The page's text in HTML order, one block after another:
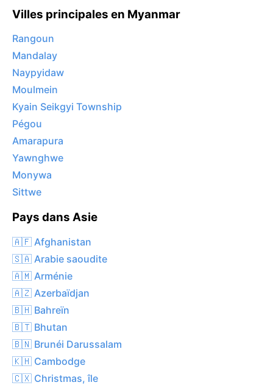
Villes principales en Myanmar
Rangoun
Mandalay
Naypyidaw
Moulmein
Kyain Seikgyi Township
Pégou
Amarapura
Yawnghwe
Monywa
Sittwe
Pays dans Asie
🇦🇫 Afghanistan
🇸🇦 Arabie saoudite
🇦🇲 Arménie
🇦🇿 Azerbaïdjan
🇧🇭 Bahreïn
🇧🇹 Bhutan
🇧🇳 Brunéi Darussalam
🇰🇭 Cambodge
🇨🇽 Christmas, île